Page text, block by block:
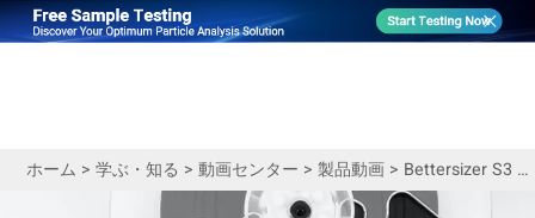
ホーム > 学ぶ・知る > 動画センター > 製品動画> Bettersizer S3 Plus｜粒子研究を更に広げる